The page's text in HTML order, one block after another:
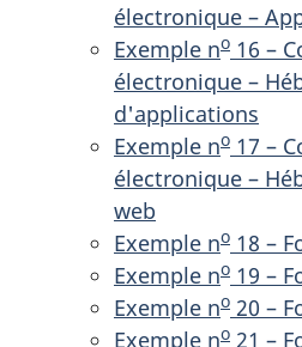
électronique –
Exemple no 16 –
électronique –
d'applications
Exemple no 17 –
électronique –
web
Exemple no 18 –
Exemple no 19 –
Exemple no 20 –
Exemple no 21 –